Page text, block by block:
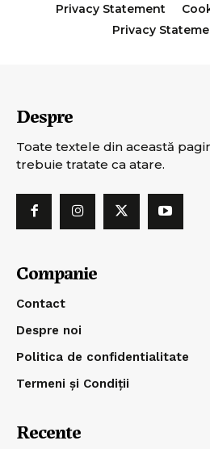
Privacy Statement
Privacy
Despre
Toate textele din această
trebuie tratate ca atare.
Companie
Contact
Despre noi
Politica de confidentialitate
Termeni și Condiții
Recente